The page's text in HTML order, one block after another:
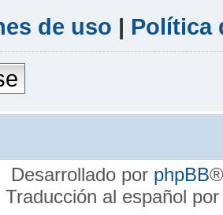
de uso | Política
Desarrollado por phpBB
Traducción al español